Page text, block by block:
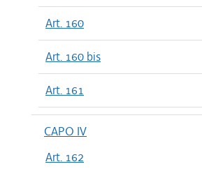
Art. 160
Art. 160 bis
Art. 161
CAPO IV
Art. 162